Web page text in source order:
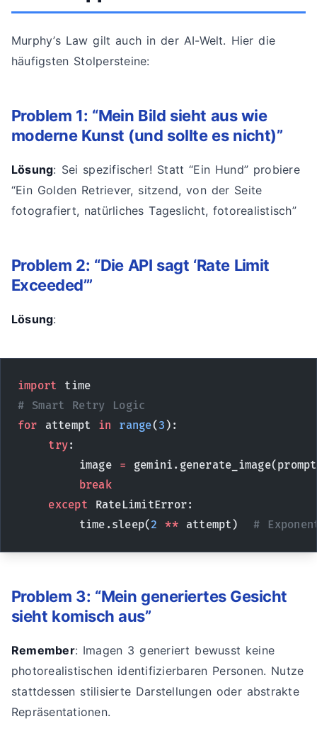
Murphy’s Law gilt auch in der AI-Welt. Hier die
häufigsten Stolpersteine:
Problem 1: “Mein Bild sieht aus wie
moderne Kunst (und sollte es nicht)”
Lösung: Sei spezifischer! Statt “Ein Hund” probiere
“Ein Golden Retriever, sitzend, von der Seite
fotografiert, natürliches Tageslicht, fotorealistisch”
Problem 2: “Die API sagt ‘Rate Limit
Exceeded’”
Lösung:
import time
# Smart Retry Logic
for attempt in range(3 ):
    try
:
        image
=
        break
    except
RateLimitError:
        time.sleep(
2 ** attempt) #
Problem 3: “Mein generiertes Gesicht
sieht komisch aus”
Remember: Imagen 3 generiert bewusst keine
photorealistischen identifizierbaren Personen. Nutze
stattdessen stilisierte Darstellungen oder abstrakte
Repräsentationen.